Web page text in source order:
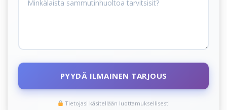
PYYDÄ ILMAINEN TARJOUS
Tietojasi käsitellään luottamuksellisesti